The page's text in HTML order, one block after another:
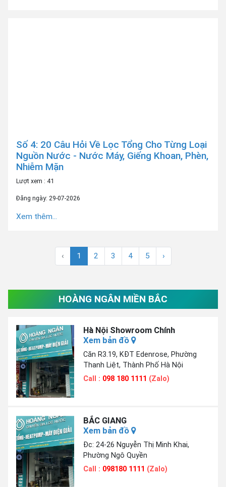
Số 4: 20 Câu Hỏi Về Lọc Tổng Cho Từng Loại
Nguồn Nước - Nước Máy, Giếng Khoan, Phèn,
Nhiễm Mặn
Lượt xem : 41
Đăng ngày: 29-07-2026
Xem thêm...
‹ 1 2 3 4 5 ›
HOÀNG NGÂN MIỀN BẮC
Hà Nội Showroom Chính
Xem bản đồ
Căn R3.19, KĐT Edenrose, Phường
Thanh Liệt, Thành Phố Hà Nội
Call : 098 180 1111 (Zalo)
BẮC GIANG
Xem bản đồ
Đc: 24-26 Nguyễn Thị Minh Khai,
Phường Ngô Quyền
Call : 098180 1111 (Zalo)